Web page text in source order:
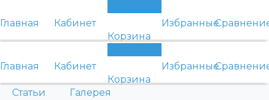
Главная Кабинет
Корзина
Избранные
Главная Кабинет
Корзина
Избранные
Статьи
Галерея